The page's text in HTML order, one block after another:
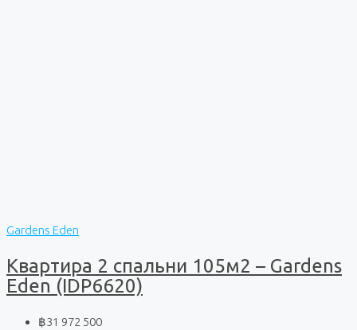
Gardens Eden
Квартира 2 спальни 105м2 – Gardens
Eden (IDP6620)
฿31 972 500